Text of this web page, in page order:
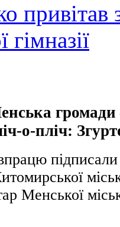
громади
о-пліч:
Менської